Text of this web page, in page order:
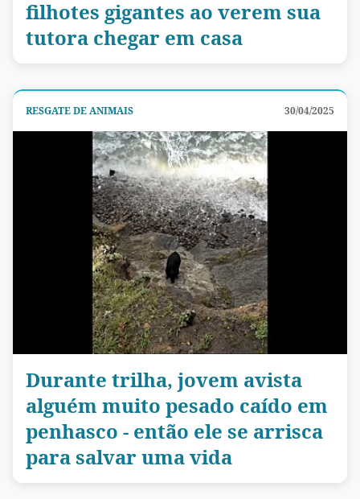
filhotes gigantes ao verem sua
tutora chegar em casa
RESGATE DE ANIMAIS 30/04/2025
Durante trilha, jovem avista
alguém muito pesado caído em
penhasco - então ele se arrisca
para salvar uma vida